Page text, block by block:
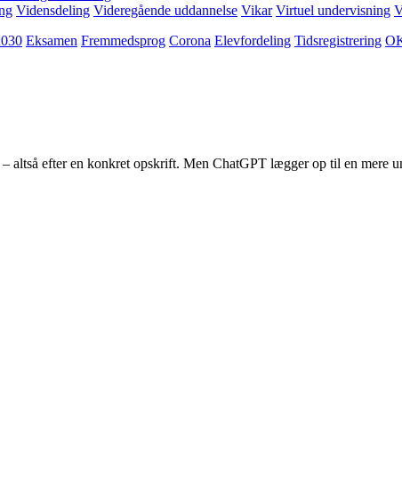
Vidensdeling Videregående uddannelse Vikar Virtuel undervisning
Eksamen Fremmedsprog Corona Elevfordeling Tidsregistrering
altså efter en konkret opskrift. Men ChatGPT lægger op til en mere